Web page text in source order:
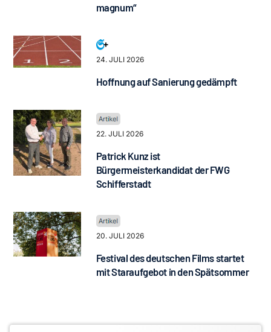
magnum“
24. JULI 2026
Hoffnung auf Sanierung gedämpft
22. JULI 2026
Patrick Kunz ist
Bürgermeisterkandidat der FWG
Schifferstadt
20. JULI 2026
Festival des deutschen Films startet
mit Staraufgebot in den Spätsommer